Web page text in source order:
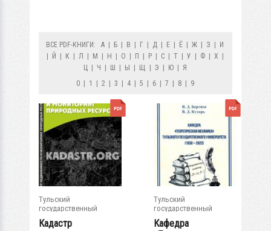
ВСЕ PDF-КНИГИ: А Б В Г Д Е Ё Ж З
И
Й К Л М Н О П Р С Т У Ф Х
Ц
Ч Ш Ы Щ Э Ю
Я
0
1 2 3 4 5 6 7 8 9
Тульский
государственный
университет
Кадастр
Тульский
государственный
университет
Кафедра